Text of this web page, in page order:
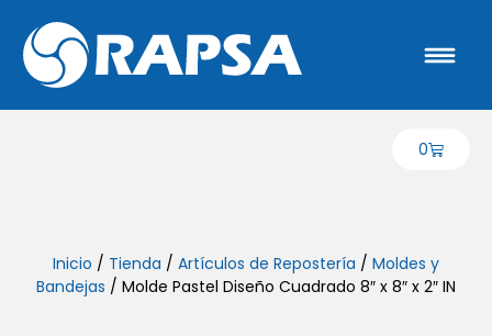
0
Inicio / Tienda / Artículos de Repostería / Moldes y
Bandejas / Molde Pastel Diseño Cuadrado 8″ x 8″ x 2″ IN